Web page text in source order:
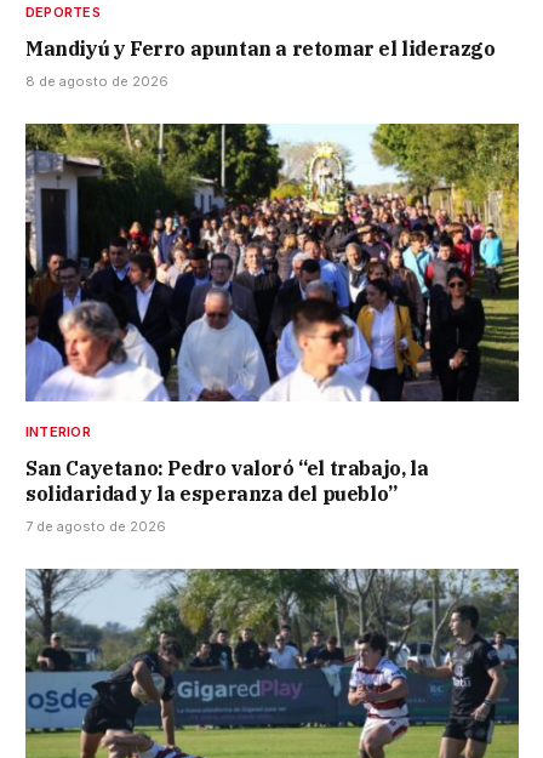
DEPORTES
Mandiyú y Ferro apuntan a retomar el liderazgo
8 de agosto de 2026
INTERIOR
San Cayetano: Pedro valoró “el trabajo, la
solidaridad y la esperanza del pueblo”
7 de agosto de 2026